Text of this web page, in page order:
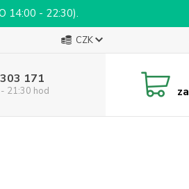
14:00 - 22:30).
CZK
171
21:30 hod za